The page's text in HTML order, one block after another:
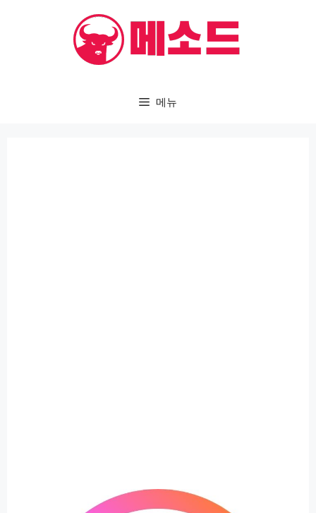
메뉴